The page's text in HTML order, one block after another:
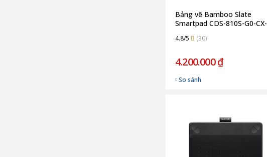
Bảng vẽ Bamboo Slate
Smartpad CDS-810S-G0-CX-
4.8/5 (30)
4.200.000 ₫
So sánh